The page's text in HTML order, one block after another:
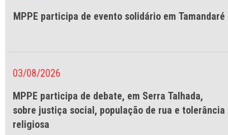
MPPE participa de evento solidário em Tamandaré
03/08/2026
MPPE participa de debate, em Serra Talhada,
sobre justiça social, população de rua e tolerância
religiosa